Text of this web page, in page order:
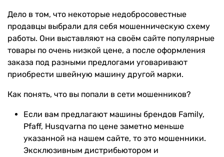
Дело в том, что некоторые недобросовестные
продавцы выбрали для себя мошенническую схему
работы. Они выставляют на своём сайте популярные
товары по очень низкой цене, а после оформления
заказа под разными предлогами уговаривают
приобрести швейную машину другой марки.
Как понять, что вы попали в сети мошенников?
Если вам предлагают машины брендов Family,
Pfaff, Husqvarna по цене заметно меньше
указанной на нашем сайте, то это мошенники.
Эксклюзивным дистрибьютором и